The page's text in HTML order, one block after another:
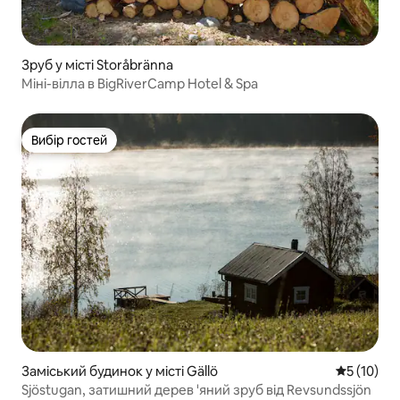
Зруб у місті Storåbränna
Міні-вілла в BigRiverCamp Hotel & Spa
Вибір гостей
Вибір гостей
Заміський будинок у місті Gällö Середня
5 (10)
Sjöstugan, затишний дерев 'яний зруб від Revsundssjön